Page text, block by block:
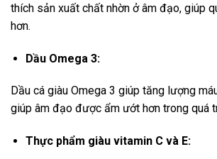
thích sản xuất chất nhờn ở âm đạo, giúp
hơn.
Dầu Omega 3:
Dầu cá giàu Omega 3 giúp tăng lượng
giúp âm đạo được ẩm ướt hơn trong quá
Thực phẩm giàu vitamin C và E: